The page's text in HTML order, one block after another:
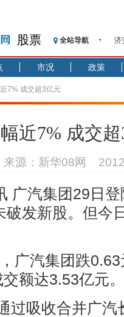
股票 全站导航
济
济
在
基
恒
市况 政策
7% 成交超3亿元
近7% 成交
来源：新华08网
广汽集团29日
破发新股。但今
广汽集团跌
额达3.53亿元。
过吸收合并广汽